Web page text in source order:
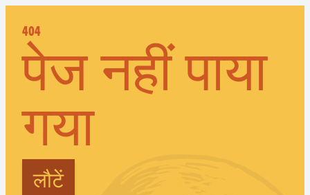
404
पेज नहीं पाया
गया
लौटें